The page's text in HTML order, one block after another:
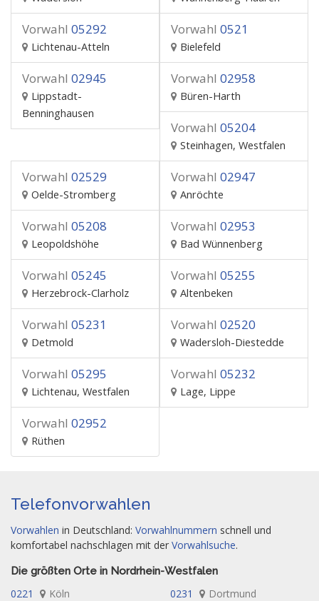
Vorwahl 05292
Lichtenau-Atteln
Vorwahl 0521
Bielefeld
Vorwahl 02945
Lippstadt-
Benninghausen
Vorwahl 02958
Büren-Harth
Vorwahl 05204
Steinhagen, Westfalen
Vorwahl 02529
Oelde-Stromberg
Vorwahl 02947
Anröchte
Vorwahl 05208
Leopoldshöhe
Vorwahl 02953
Bad Wünnenberg
Vorwahl 05245
Herzebrock-Clarholz
Vorwahl 05255
Altenbeken
Vorwahl 05231
Detmold
Vorwahl 02520
Wadersloh-Diestedde
Vorwahl 05295
Lichtenau, Westfalen
Vorwahl 05232
Lage, Lippe
Vorwahl 02952
Rüthen
Telefonvorwahlen
Vorwahlen in Deutschland: Vorwahlnummern schnell und
komfortabel nachschlagen mit der Vorwahlsuche.
Die größten Orte in Nordrhein-Westfalen
0221 Köln 0231
Dortmund